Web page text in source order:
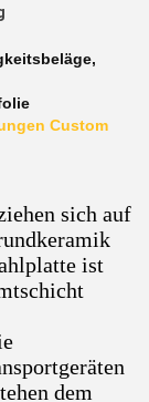
,
Custom
sich auf
ist
dem